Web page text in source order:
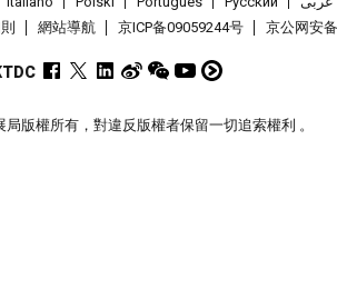
網站導航 京ICP备09059244号 京公网安
局版權所有，對違反版權者保留一切追索權利 。